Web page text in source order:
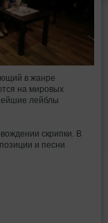
в жанре
на мировых
лейблы
скрипки. В
и песни